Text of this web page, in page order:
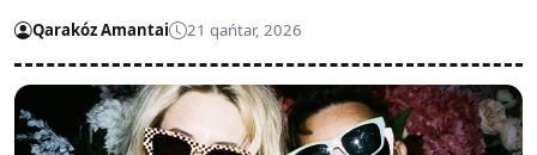
Qarakóz Amantai 21 qańtar, 2026